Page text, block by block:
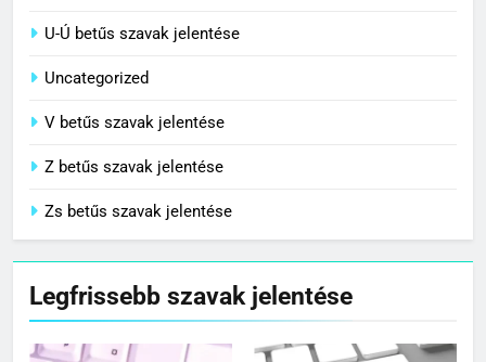
U-Ú betűs szavak jelentése
Uncategorized
V betűs szavak jelentése
Z betűs szavak jelentése
Zs betűs szavak jelentése
Legfrissebb szavak jelentése